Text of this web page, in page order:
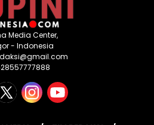
Media Center,
- Indonesia